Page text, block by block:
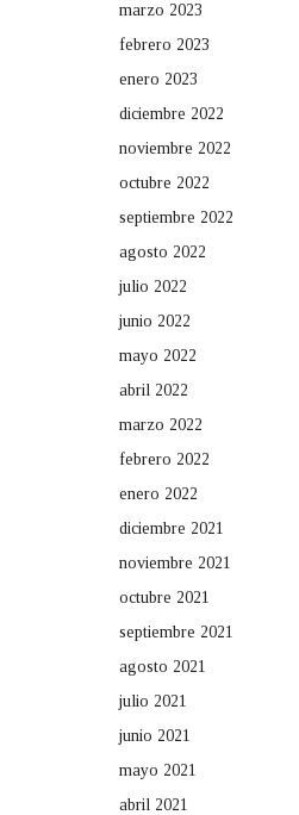
marzo 2023
febrero 2023
enero 2023
diciembre 2022
noviembre 2022
octubre 2022
septiembre 2022
agosto 2022
julio 2022
junio 2022
mayo 2022
abril 2022
marzo 2022
febrero 2022
enero 2022
diciembre 2021
noviembre 2021
octubre 2021
septiembre 2021
agosto 2021
julio 2021
junio 2021
mayo 2021
abril 2021